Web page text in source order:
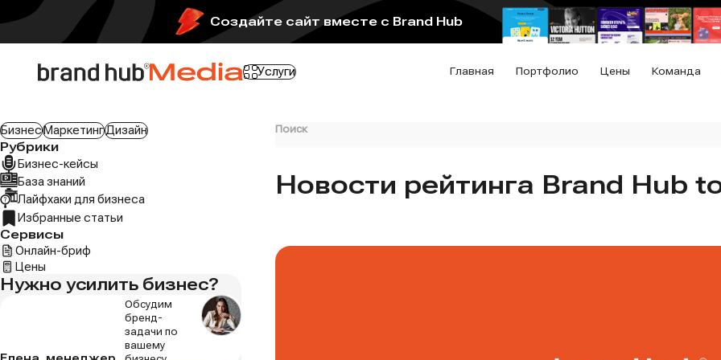
Создайте сайт вместе с Brand Hub
Услуги Главная Портфолио Цены Команда
Поиск
БизнесМаркетингДизайн
Рубрики
Бизнес-кейсы
База знаний
Лайфхаки для бизнеса
Избранные статьи
Сервисы
Онлайн-бриф
Цены
Нужно усилить бизнес?
Обсудим
бренд-
задачи по
вашему
Новости рейтинга Brand Hub